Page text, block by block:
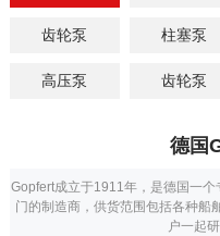
齿轮泵 柱塞泵
高压泵 齿轮泵
德国
Gopfert成立于1911年，是德国一
门的制造商，供货范围包括各种船
户一起